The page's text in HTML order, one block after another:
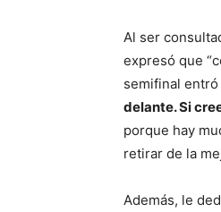
Al ser
expresó que
semifinal
delante. Si
porque hay
retirar de la
Además, le